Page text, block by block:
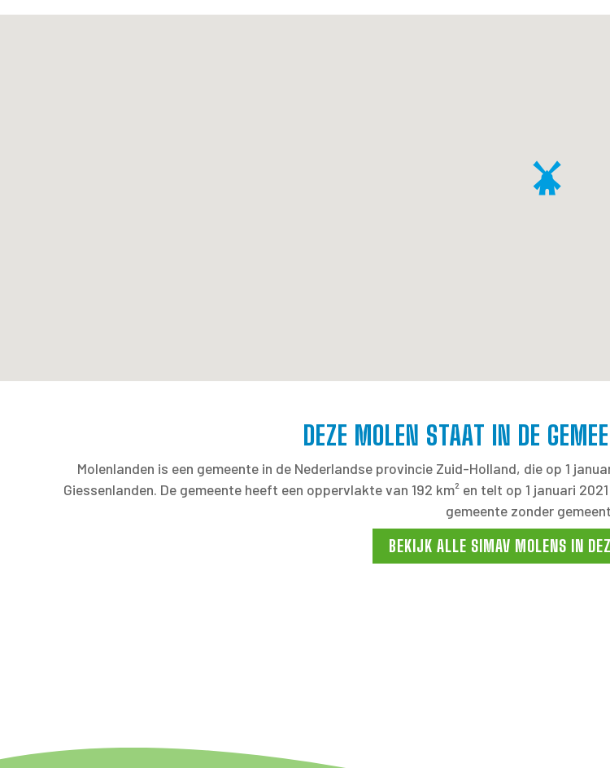
DEZE MOLEN STAAT IN DE
Molenlanden is een gemeente in de Nederlandse provincie Zuid-Holland, die op 1
Giessenlanden. De gemeente heeft een oppervlakte van 192 km² en telt op 1 januari
gemeente zonder
BEKIJK ALLE SIMAV MOLENS IN